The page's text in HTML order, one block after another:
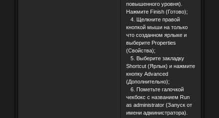
повышенного уровня).
Нажмите Finish (Готово);
4. Щелкните правой
кнопкой мыши на только
что созданном ярлыке и
выберите Properties
(Свойства);
5. Выберите закладку
Shortcut (Ярлык) и нажмите
кнопку Advanced
(Дополнительно);
6. Пометьте галочкой
чекбокс с названием Run
as administrator (Запуск от
имени администратора).